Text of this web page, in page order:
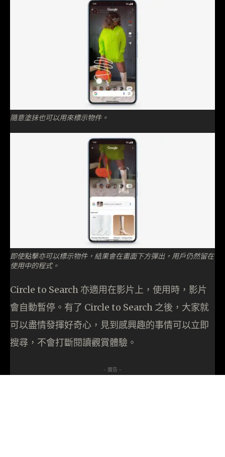
隨意塗抺也可以用來標示物件。
即使點擊亦可以標示物件，結果會在畫面下方彈出，用戶仍然留在
使用中的程式。
Circle to Search 亦適用在影片上，使用時，影片
會自動暫停。有了 Circle to Search 之後，大家就
可以盡情發揮好奇心，見到感興趣的事情可以立即
搜尋，不會打斷閱讀觀賞體驗。
- 廣告 -